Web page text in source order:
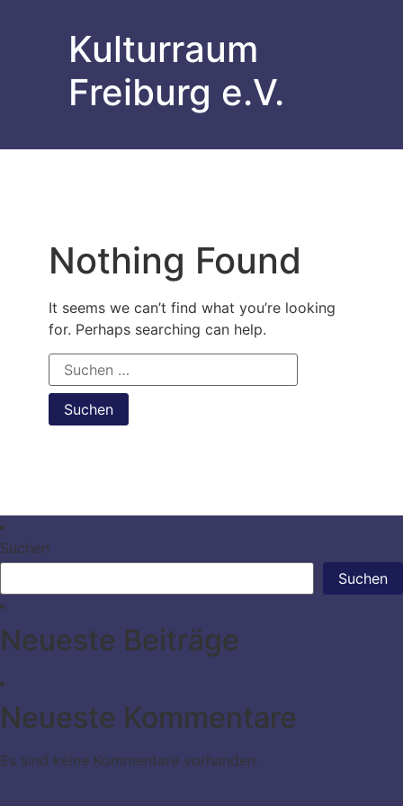
Kulturraum
Freiburg e.V.
Nothing Found
It seems we can’t find what you’re looking
for. Perhaps searching can help.
Suchen
nach:
Suchen
Suchen
Neueste Beiträge
Neueste Kommentare
Es sind keine Kommentare vorhanden.